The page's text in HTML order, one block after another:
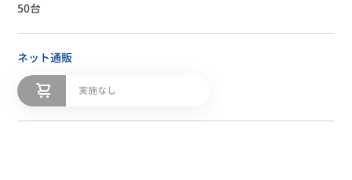
50台
ネット通販
実施なし